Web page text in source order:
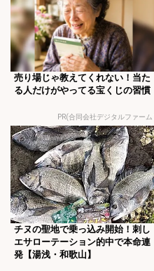
売り場じゃ教えてくれない！当た
る人だけがやってる宝くじの習慣
PR(合同会社デジタルファーム
チヌの聖地で乗っ込み開始！刺し
エサローテーション的中で本命連
発【湯浅・和歌山】